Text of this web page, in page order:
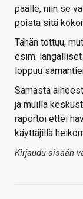
päälle, niin se
poista sitä
Tähän tottuu,
esim. langalliset
loppuu
Samasta
ja muilla
raportoi ettei
käyttäjillä
Kirjaudu sisään